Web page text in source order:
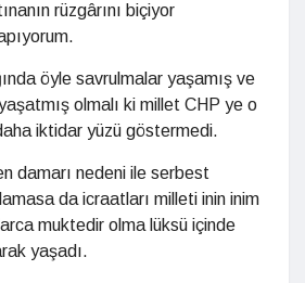
rüzgârını biçiyor
öyle savrulmalar yaşamış ve
olmalı ki millet CHP ye o
iktidar yüzü göstermedi.
damarı nedeni ile serbest
da icraatları milleti inin inim
muktedir olma lüksü içinde
yaşadı.